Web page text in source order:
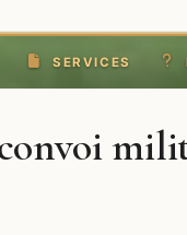
SERVICES